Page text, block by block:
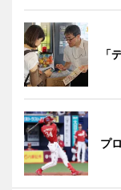
「
プ